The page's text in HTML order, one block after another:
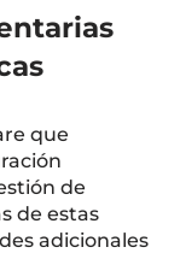
que
de
de estas
adicionales